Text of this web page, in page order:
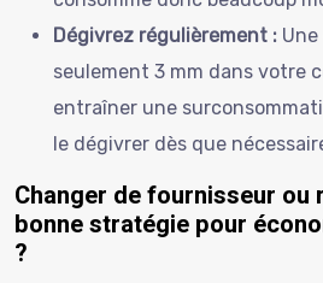
Dégivrez régulièrement :
seulement 3 mm dans votre
entraîner une
le dégivrer dès que
Changer de fournisseur ou
bonne stratégie pour
?